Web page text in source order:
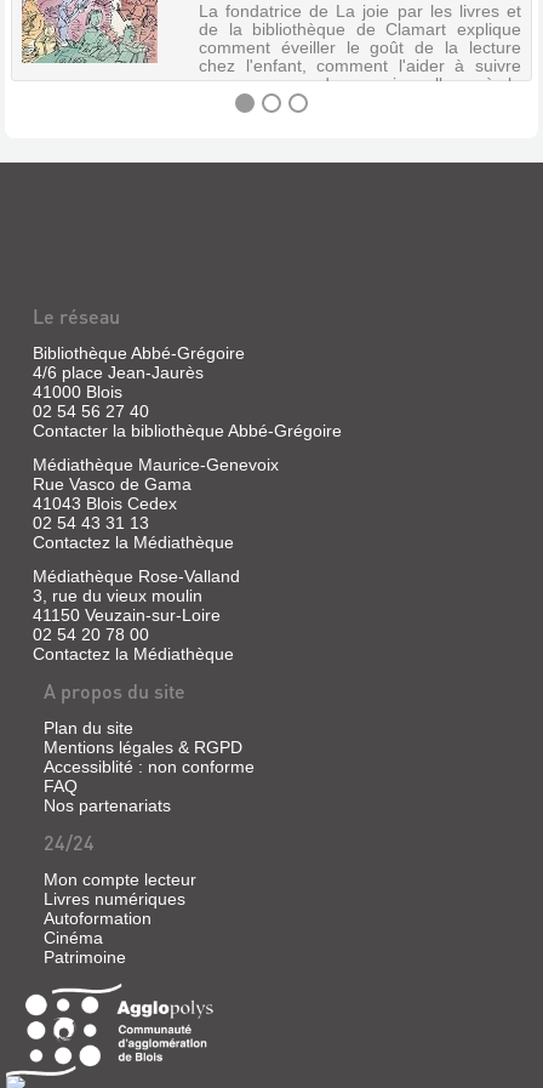
La fondatrice de La joie par les livres et
de la bibliothèque de Clamart explique
comment éveiller le goût de la lecture
chez l'enfant, comment l'aider à suivre
son parcours du premier album à la
littérature sous toutes ses formes...
MISSION
LECTURE
Sans
exemplaire
Geneviève
Gallimard-
Jeunesse,
(Hors
série
prescription)
La
La
joie
par
les
livres
de
bibliothèque
Clamart
explique
comment
éveiller
de
la
lecture
chez
l'enfant,
Le réseau
Bibliothèque Abbé-Grégoire
4/6 place Jean-Jaurès
41000 Blois
02 54 56 27 40
Contacter la bibliothèque Abbé-Grégoire
Médiathèque Maurice-Genevoix
Rue Vasco de Gama
41043 Blois Cedex
02 54 43 31 13
Contactez la Médiathèque
Médiathèque Rose-Valland
3, rue du vieux moulin
41150 Veuzain-sur-Loire
02 54 20 78 00
Contactez la Médiathèque
A propos du site
Plan du site
Mentions légales & RGPD
Accessiblité : non conforme
FAQ
Nos partenariats
24/24
Mon compte lecteur
Livres numériques
Autoformation
Cinéma
Patrimoine